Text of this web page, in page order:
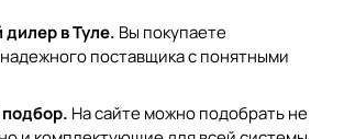
в Туле. Вы покупаете
поставщика с понятными
На сайте можно подобрать не